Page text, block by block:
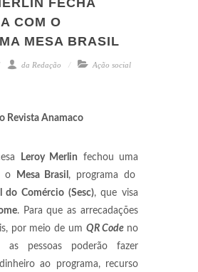
FECHA
COM O
MESA BRASIL
da Redação Ação social
Revista Anamaco
Leroy Merlin fechou uma
o Mesa Brasil , programa do
do Comércio (Sesc), que visa
. Para que as arrecadações
por meio de um QR Code no
as pessoas poderão fazer
ao programa, recurso